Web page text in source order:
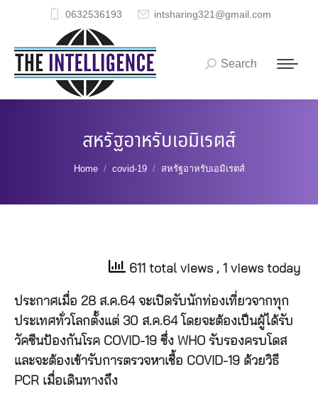
0632536193 intsharing321@gmail.com
Search:
Search
สหรัฐอาหรับเอมิเรตส์
You are here:
Home covid-19 สหรัฐอาหรับเอมิเรตส์
611 total views , 1 views today
ประกาศเมื่อ 28 ส.ค.64 จะเปิดรับนักท่องเที่ยวจากทุก
ประเทศทั่วโลกตั้งแต่ 30 ส.ค.64 โดยจะต้องเป็นผู้ได้รับ
วัคซีนป้องกันโรค COVID-19 ซึ่ง WHO รับรองครบโดส
และจะต้องเข้ารับการตรวจหาเชื้อ COVID-19 ด้วยวิธี
PCR เมื่อเดินทางถึง